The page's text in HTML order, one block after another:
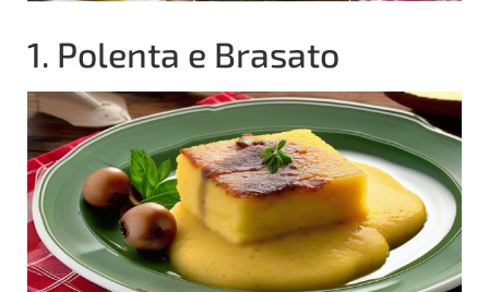
1. Polenta e Brasato